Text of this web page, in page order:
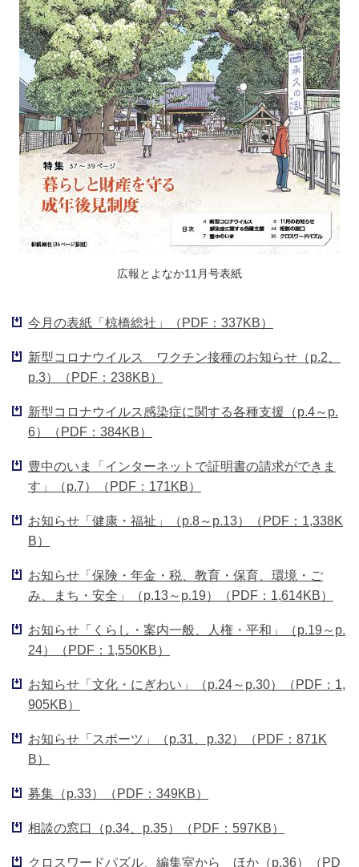
広報とよなか11月号表紙
今月の表紙「椋橋総社」（PDF：337KB）
新型コロナウイルス ワクチン接種のお知らせ（p.2、
p.3）（PDF：238KB）
新型コロナウイルス感染症に関する各種支援（p.4～p.
6）（PDF：384KB）
豊中のいま「インターネットで証明書の請求ができま
す」（p.7）（PDF：171KB）
お知らせ「健康・福祉」（p.8～p.13）（PDF：1,338K
B）
お知らせ「保険・年金・税、教育・保育、環境・ご
み、まち・安全」（p.13～p.19）（PDF：1,614KB）
お知らせ「くらし・案内一般、人権・平和」（p.19～p.
24）（PDF：1,550KB）
お知らせ「文化・にぎわい」（p.24～p.30）（PDF：1,
905KB）
お知らせ「スポーツ」（p.31、p.32）（PDF：871K
B）
募集（p.33）（PDF：349KB）
相談の窓口（p.34、p.35）（PDF：597KB）
クロスワードパズル、編集室から ほか（p.36）（PD